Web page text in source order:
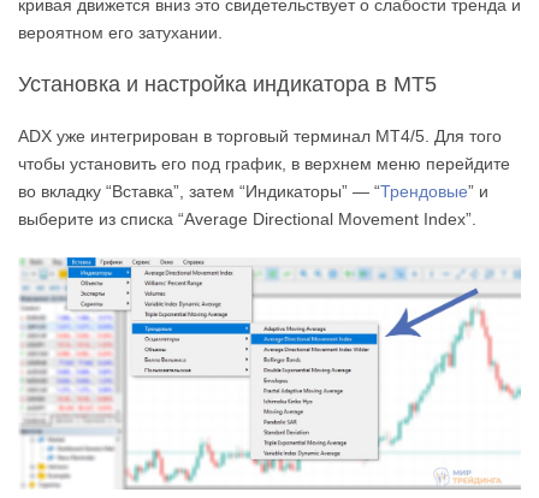
кривая движется вниз это свидетельствует о слабости тренда и
вероятном его затухании.
Установка и настройка индикатора в MT5
ADX уже интегрирован в торговый терминал MT4/5. Для того
чтобы установить его под график, в верхнем меню перейдите
во вкладку “Вставка”, затем “Индикаторы” — “Трендовые” и
выберите из списка “Average Directional Movement Index”.